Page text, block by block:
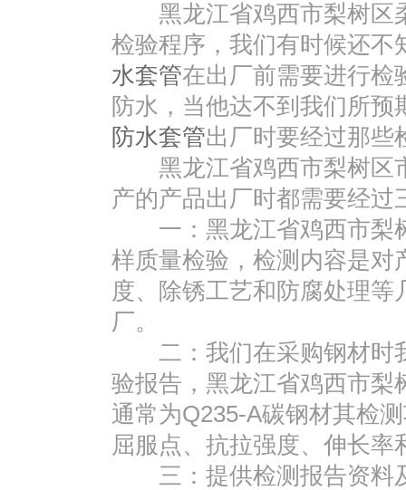
黑龙江省鸡西市梨树区
检验程序，我们有时候还不
水套管在出厂前需要进行检
防水，当他达不到我们所
防水套管出厂时要经过那些
黑龙江省鸡西市梨树区
产的产品出厂时都需要经过
一：黑龙江省鸡西市梨
样质量检验，检测内容是对
度、除锈工艺和防腐处理
厂。
二：我们在采购钢材时
验报告，黑龙江省鸡西市梨
通常为Q235-A碳钢材其检
屈服点、抗拉强度、伸长率
三：提供检测报告资料